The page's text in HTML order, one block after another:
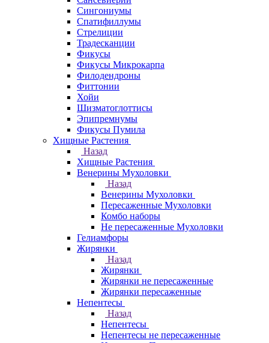
Сингониумы
Спатифиллумы
Стрелиции
Традесканции
Фикусы
Фикусы Микрокарпа
Филодендроны
Фиттонии
Хойи
Шизматоглоттисы
Эпипремнумы
Фикусы Пумила
Хищные Растения
Назад
Хищные Растения
Венерины Мухоловки
Назад
Венерины Мухоловки
Пересаженные Мухоловки
Комбо наборы
Не пересаженные Мухоловки
Гелиамфоры
Жирянки
Назад
Жирянки
Жирянки не пересаженные
Жирянки пересаженные
Непентесы
Назад
Непентесы
Непентесы не пересаженные